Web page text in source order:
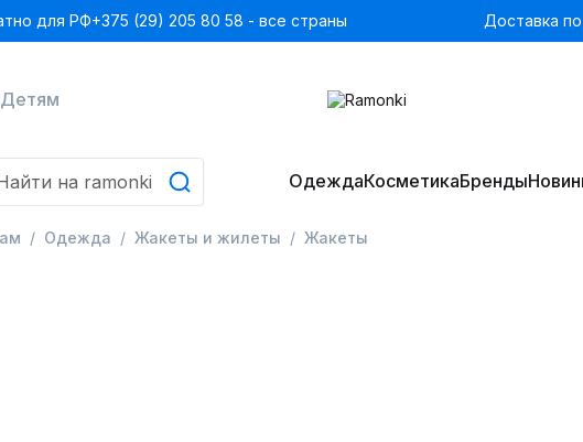
для РФ+375 (29) 205 80 58 - все страны Доставка
Детям
ОдеждаКосметикаБренды
Одежда Жакеты и жилеты Жакеты